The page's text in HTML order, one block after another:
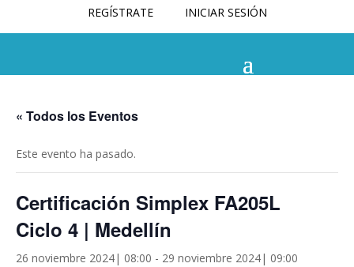
REGÍSTRATE INICIAR SESIÓN
« Todos los Eventos
Este evento ha pasado.
Certificación Simplex FA205L
Ciclo 4 | Medellín
26 noviembre 2024| 08:00 - 29 noviembre 2024| 09:00